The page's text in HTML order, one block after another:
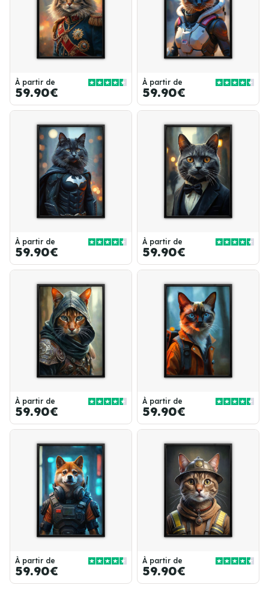
À partir de
59.90€
À partir de
59.90€
À partir de
59.90€
À partir de
59.90€
À partir de
59.90€
À partir de
59.90€
À partir de
59.90€
À partir de
59.90€